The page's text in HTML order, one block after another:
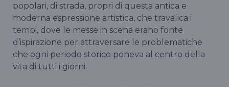
popolari, di strada, propri di questa antica e
moderna espressione artistica, che travalica i
tempi, dove le messe in scena erano fonte
d’ispirazione per attraversare le problematiche
che ogni periodo storico poneva al centro della
vita di tutti i giorni.